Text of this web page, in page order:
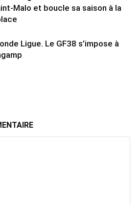
Malo et boucle sa saison à la
Ligue. Le GF38 s’impose à